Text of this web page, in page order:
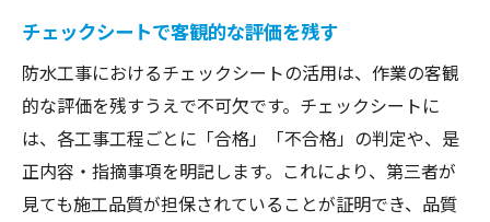
チェックシートで客観的な評価を残す
防水工事におけるチェックシートの活用は、作業の客観
的な評価を残すうえで不可欠です。チェックシートに
は、各工事工程ごとに「合格」「不合格」の判定や、是
正内容・指摘事項を明記します。これにより、第三者が
見ても施工品質が担保されていることが証明でき、品質